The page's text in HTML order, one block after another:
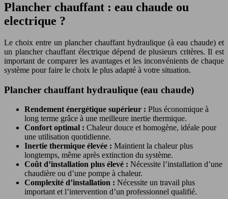
Plancher chauffant : eau chaude ou
electrique ?
Le choix entre un plancher chauffant hydraulique (à eau chaude) et
un plancher chauffant électrique dépend de plusieurs critères. Il est
important de comparer les avantages et les inconvénients de chaque
système pour faire le choix le plus adapté à votre situation.
Plancher chauffant hydraulique (eau chaude)
Rendement énergétique supérieur : Plus économique à
long terme grâce à une meilleure inertie thermique.
Confort optimal : Chaleur douce et homogène, idéale pour
une utilisation quotidienne.
Inertie thermique élevée : Maintient la chaleur plus
longtemps, même après extinction du système.
Coût d’installation plus élevé : Nécessite l’installation d’une
chaudière ou d’une pompe à chaleur.
Complexité d’installation : Nécessite un travail plus
important et l’intervention d’un professionnel qualifié.